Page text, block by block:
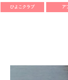
ひよこクラブ ア